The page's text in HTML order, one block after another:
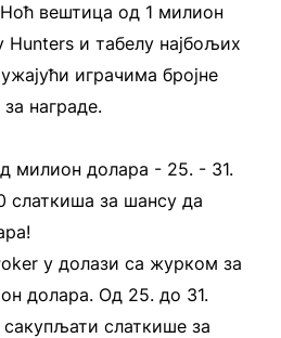
вештица од 1 милион
Hunters и табелу најбољих
играчима бројне
награде.
милион долара - 25. - 31.
слаткиша за шансу да
у долази са журком за
долара. Од 25. до 31.
слаткише за